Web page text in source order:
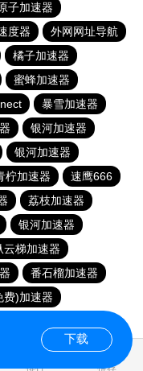
子加速器
度器
外网网址导航
橘子加速器
蜜蜂加速器
暴雪加速器
银河加速器
银河加速器
柠加速器
速鹰666
荔枝加速器
银河加速器
云梯加速器
番石榴加速器
费)加速器
排行 推荐
下载
0.058894s